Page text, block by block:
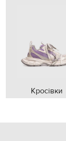
Кросівки